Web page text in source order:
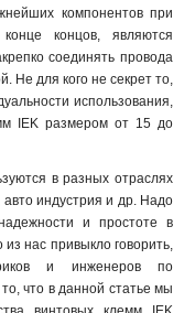
компонентов при
концов, являются
соединять провода
Не для кого не секрет то,
использования,
IEK размером от 15 до
в разных отраслях
авто индустрия и др. Надо
и простоте в
нас привыкло говорить,
и инженеров по
что в данной статье мы